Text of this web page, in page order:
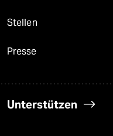
Stellen
Presse
Unterstützen